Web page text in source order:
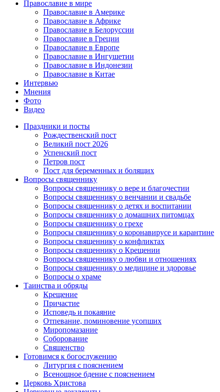
Православие в мире
Православие в Америке
Православие в Африке
Православие в Белоруссии
Православие в Греции
Православие в Европе
Православие в Ингушетии
Православие в Индонезии
Православие в Китае
Интервью
Мнения
Фото
Видео
Праздники и посты
Рождественский пост
Великий пост 2026
Успенский пост
Петров пост
Пост для беременных и болящих
Вопросы священнику
Вопросы священнику о вере и благочестии
Вопросы священнику о венчании и свадьбе
Вопросы священнику о детях и воспитании
Вопросы священнику о домашних питомцах
Вопросы священнику о грехе
Вопросы священнику о коронавирусе и карантине
Вопросы священнику о конфликтах
Вопросы священнику о Крещении
Вопросы священнику о любви и отношениях
Вопросы священнику о медицине и здоровье
Вопросы о храме
Таинства и обряды
Крещение
Причастие
Исповедь и покаяние
Отпевание, поминовение усопших
Миропомазание
Соборование
Священство
Готовимся к богослужению
Литургия с пояснением
Всенощное бдение с пояснением
Церковь Христова